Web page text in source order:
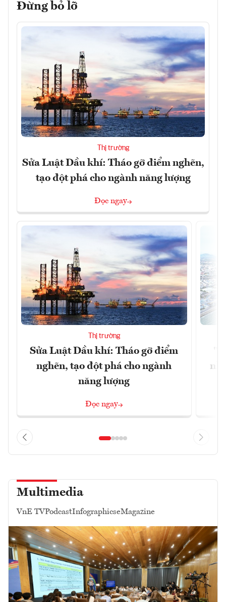
Đừng bỏ lỡ
Thị trường
Sửa Luật Dầu khí: Tháo gỡ điểm nghẽn,
tạo đột phá cho ngành năng lượng
Đọc ngay
Thị trường
Sửa Luật Dầu khí: Tháo gỡ điểm
nghẽn, tạo đột phá cho ngành
năng lượng
Đọc ngay
Multimedia
VnE TVPodcastInfographicseMagazine